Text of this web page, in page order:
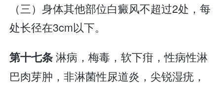
（三）身体其他部位白癜风不超过2处，每
处长径在3cm以下。
第十七条淋病，梅毒，软下疳，性病性淋
巴肉芽肿，非淋菌性尿道炎，尖锐湿疣，